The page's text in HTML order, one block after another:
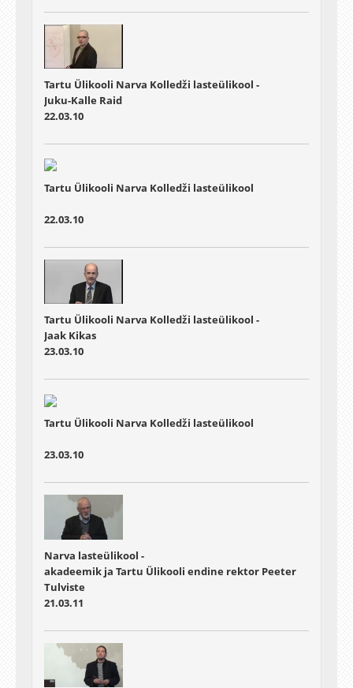
Tartu Ülikooli Narva Kolledži lasteülikool -
Juku-Kalle Raid
22.03.10
Tartu Ülikooli Narva Kolledži lasteülikool
22.03.10
Tartu Ülikooli Narva Kolledži lasteülikool -
Jaak Kikas
23.03.10
Tartu Ülikooli Narva Kolledži lasteülikool
23.03.10
Narva lasteülikool -
akadeemik ja Tartu Ülikooli endine rektor Peeter
Tulviste
21.03.11